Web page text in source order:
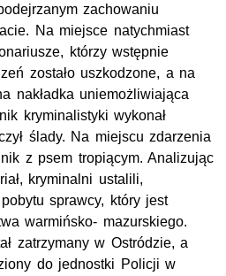
zachowaniu
Na miejsce natychmiast
którzy wstępnie
zostało uszkodzone, a na
nakładka uniemożliwiająca
kryminalistyki wykonał
ślady. Na miejscu zdarzenia
z psem tropiącym. Analizując
kryminalni ustalili,
sprawcy, który jest
warmińsko- mazurskiego.
zatrzymany w Ostródzie, a
do jednostki Policji w